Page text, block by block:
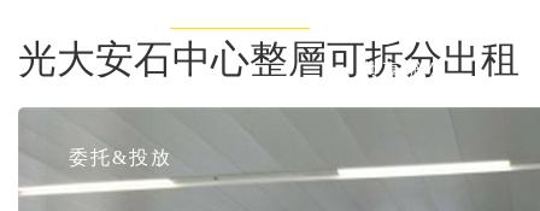
共享辦公
委托&投放
光大安石中心整層可拆分出租